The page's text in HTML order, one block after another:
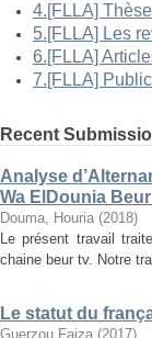
Recent
Analyse
Wa ElDounia
Douma, Houria (2018)
Le présent travail
chaine beur tv. Notre
Le statut du
Guerzou Faiza (2017)